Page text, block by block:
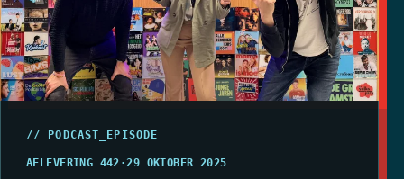
// PODCAST_EPISODE
AFLEVERING 442 ·29 OKTOBER 2025